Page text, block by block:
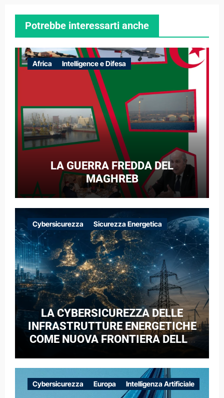
Potrebbe interessarti anche
Africa Intelligence e Difesa
LA GUERRA FREDDA DEL
MAGHREB
Cybersicurezza Sicurezza Energetica
LA CYBERSICUREZZA DELLE
INFRASTRUTTURE ENERGETICHE
COME NUOVA FRONTIERA DELLA
CASO DELLE RETI ELETTRICHE
EUROPEE NEL CONTESTO DELLA
GUERRA IBRIDA
Cybersicurezza Europa Intelligenza Artificiale